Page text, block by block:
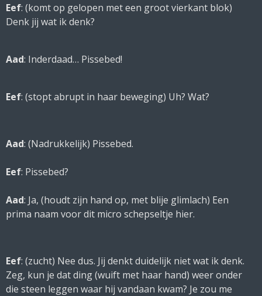
Eef: (komt op gelopen met een groot vierkant blok)
Denk jij wat ik denk?
Aad: Inderdaad… Pissebed!
Eef: (stopt abrupt in haar beweging) Uh? Wat?
Aad: (Nadrukkelijk) Pissebed.
Eef: Pissebed?
Aad: Ja, (houdt zijn hand op, met blije glimlach) Een
prima naam voor dit micro schepseltje hier.
Eef: (zucht) Nee dus. Jij denkt duidelijk niet wat ik denk.
Zeg, kun je dat ding (wuift met haar hand) weer onder
die steen leggen waar hij vandaan kwam? Je zou me